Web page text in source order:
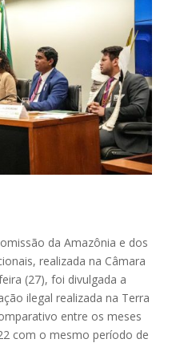
da Amazônia e dos
realizada na Câmara
(27), foi divulgada a
ilegal realizada na Terra
entre os meses
com o mesmo período de